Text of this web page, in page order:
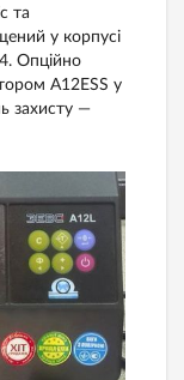
та
у корпусі
Опційно
A12ESS у
захисту —